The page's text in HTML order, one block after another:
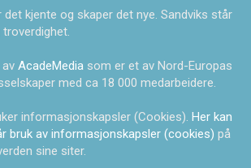
kjente og skaper det nye. Sandviks står
AcadeMedia som er et av Nord-Europas
med ca 18 000 medarbeidere.
informasjonskapsler (Cookies). Her kan
bruk av informasjonskapsler (cookies) på
sine siter.